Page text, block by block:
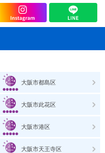
大阪市都島区
大阪市此花区
大阪市港区
大阪市天王寺区